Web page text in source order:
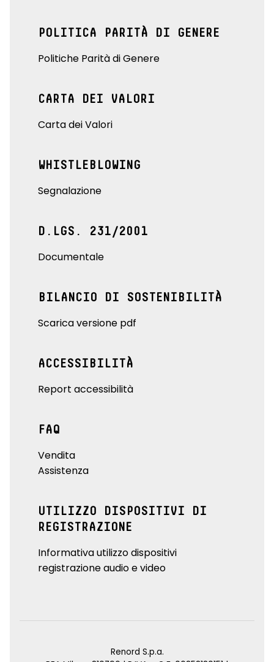
POLITICA PARITÀ DI GENERE
Politiche Parità di Genere
CARTA DEI VALORI
Carta dei Valori
WHISTLEBLOWING
Segnalazione
D.LGS. 231/2001
Documentale
BILANCIO DI SOSTENIBILITÀ
Scarica versione pdf
ACCESSIBILITÀ
Report accessibilità
FAQ
Vendita
Assistenza
UTILIZZO DISPOSITIVI DI
REGISTRAZIONE
Informativa utilizzo dispositivi
registrazione audio e video
Renord S.p.a.